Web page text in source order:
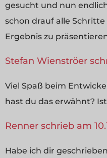
gesucht und nun
schon drauf alle
Ergebnis zu
Stefan Wienströer
Viel Spaß beim
hast du das erwähnt?
Renner schrieb am
Habe ich dir